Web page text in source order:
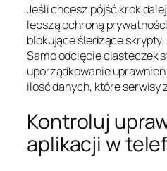
Jeśli chcesz pójść krok
lepszą ochroną
blokujące śledzące
Samo odcięcie ciasteczek
uporządkowanie
ilość danych, które serwisy
Kontroluj
aplikacji w